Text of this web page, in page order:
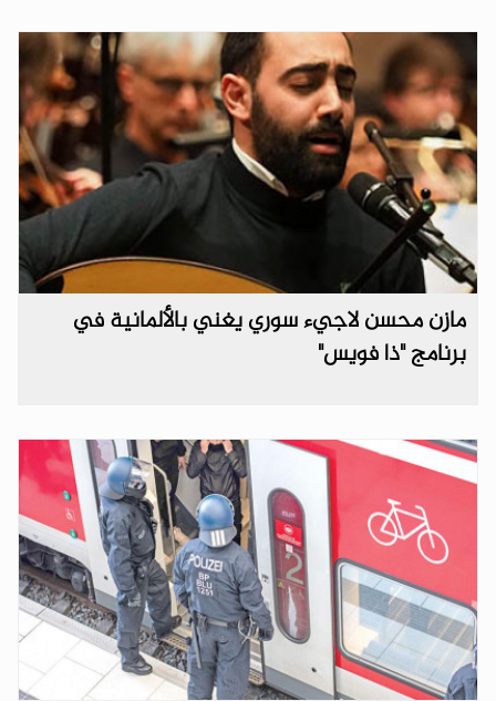
مازن محسن لاجيء سوري يغني بالألمانية في
برنامج "ذا فويس"